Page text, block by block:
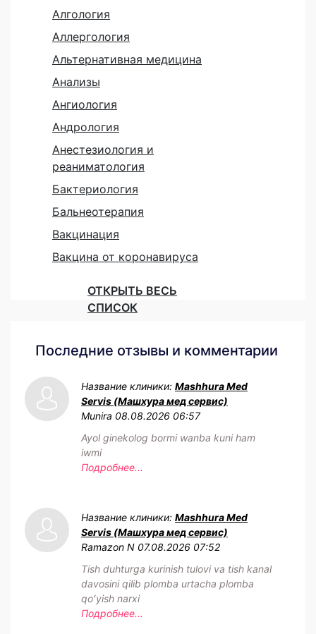
Алгология
Аллергология
Альтернативная медицина
Анализы
Ангиология
Андрология
Анестезиология и
реаниматология
Бактериология
Бальнеотерапия
Вакцинация
Вакцина от коронавируса
ОТКРЫТЬ ВЕСЬ
СПИСОК
Последние отзывы и комментарии
Название клиники: Mashhura Med
Servis (Машхура мед сервис)
Munira 08.08.2026 06:57
Ayol ginekolog bormi wanba kuni ham
iwmi
Подробнее...
Название клиники: Mashhura Med
Servis (Машхура мед сервис)
Ramazon N 07.08.2026 07:52
Tish duhturga kurinish tulovi va tish kanal
davosini qilib plomba urtacha plomba
qoʻyish narxi
Подробнее...